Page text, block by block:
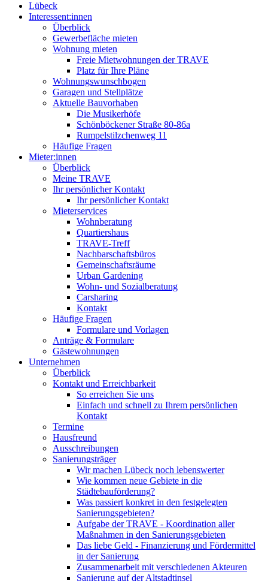
Lübeck
Interessent:innen
Überblick
Gewerbefläche mieten
Wohnung mieten
Freie Mietwohnungen der TRAVE
Platz für Ihre Pläne
Wohnungswunschbogen
Garagen und Stellplätze
Aktuelle Bauvorhaben
Die Musikerhöfe
Schönböckener Straße 80-86a
Rumpelstilzchenweg 11
Häufige Fragen
Mieter:innen
Überblick
Meine TRAVE
Ihr persönlicher Kontakt
Ihr persönlicher Kontakt
Mieterservices
Wohnberatung
Quartiershaus
TRAVE-Treff
Nachbarschaftsbüros
Gemeinschaftsräume
Urban Gardening
Wohn- und Sozialberatung
Carsharing
Kontakt
Häufige Fragen
Formulare und Vorlagen
Anträge & Formulare
Gästewohnungen
Unternehmen
Überblick
Kontakt und Erreichbarkeit
So erreichen Sie uns
Einfach und schnell zu Ihrem persönlichen
Kontakt
Termine
Hausfreund
Ausschreibungen
Sanierungsträger
Wir machen Lübeck noch lebenswerter
Wie kommen neue Gebiete in die
Städtebauförderung?
Was passiert konkret in den festgelegten
Sanierungsgebieten?
Aufgabe der TRAVE - Koordination aller
Maßnahmen in den Sanierungsgebieten
Das liebe Geld - Finanzierung und Fördermittel
in der Sanierung
Zusammenarbeit mit verschiedenen Akteuren
Sanierung auf der Altstadtinsel